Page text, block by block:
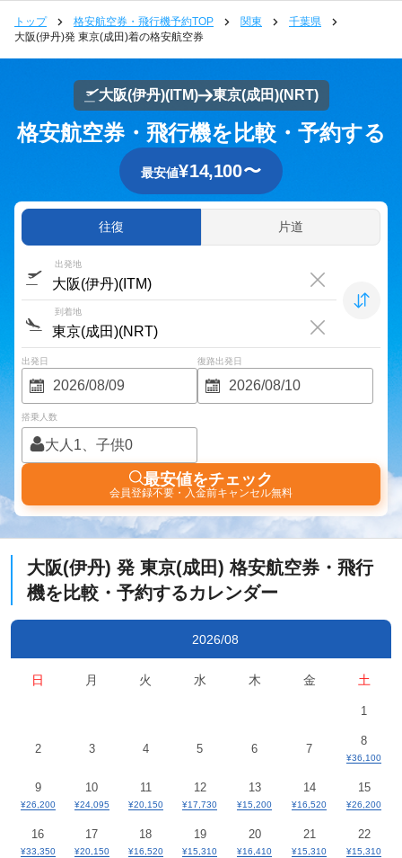
トップ 格安航空券・飛行機予約TOP 関東
千葉県
大阪(伊丹)発 東京(成田)着の格安航空券
大阪(伊丹)(ITM) 東京(成田)(NRT)
格安航空券・飛行機を比較・予約する
最安値¥14,100〜
往復 片道
出発地
到着地
出発日 復路出発日
搭乗人数
大人1、子供0
最安値をチェック
会員登録不要・入金前キャンセル無料
大阪(伊丹) 発 東京(成田)格安航空券・飛行
機を比較・予約するカレンダー
2026/08
日 月 火 水 木 金 土
1
2 3 4 5 6 7
8
¥36,100
9
¥26,200
10
¥24,095
11
¥20,150
12
¥17,730
13
¥15,200
14
¥16,520
15
¥26,200
16
¥33,350
17
¥20,150
18
¥16,520
19
¥15,310
20
¥16,410
21
¥15,310
22
¥15,310